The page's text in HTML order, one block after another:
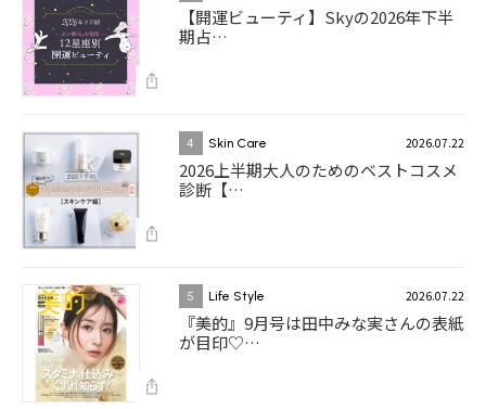
【開運ビューティ】Skyの2026年下半
期占…
4 Skin Care 2026.07.22
2026上半期大人のためのベストコスメ
診断【…
5 Life Style 2026.07.22
『美的』9月号は田中みな実さんの表紙
が目印♡…